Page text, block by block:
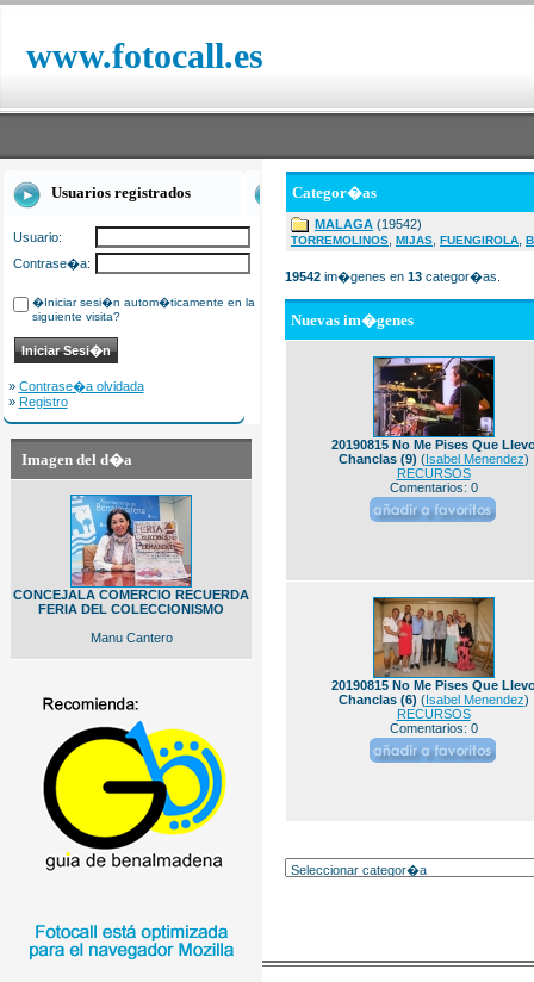
www.fotocall.es
Usuarios registrados
Usuario:
Contrase�a:
�Iniciar sesi�n autom�ticamente en la
siguiente visita?
» Contrase�a olvidada
» Registro
Imagen del d�a
CONCEJALA COMERCIO RECUERDA
FERIA DEL COLECCIONISMO
Manu Cantero
Categor�as
MALAGA (19542)
TORREMOLINOS MIJAS FUENGIROLA
19542 im�genes en 13 categor�as.
Nuevas im�genes
20190815 No Me Pises Que
Chanclas (9) (Isabel Menendez)
RECURSOS
Comentarios: 0
20190815 No Me Pises Que
Chanclas (6) (Isabel Menendez)
RECURSOS
Comentarios: 0